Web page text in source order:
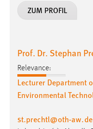
Prof. Dr. Stephan
Environmental
st.prechtl@ oth-aw de
ZUM PROFIL